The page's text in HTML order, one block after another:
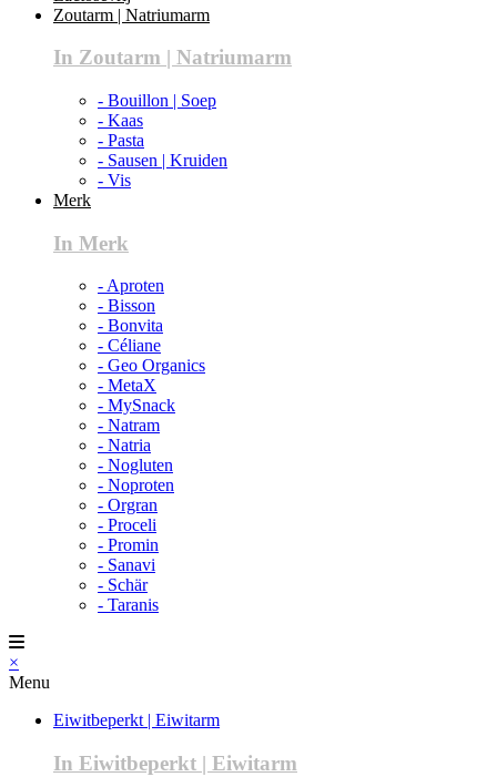
Zoutarm | Natriumarm
In Zoutarm | Natriumarm
- Bouillon | Soep
- Kaas
- Pasta
- Sausen | Kruiden
- Vis
Merk
In Merk
- Aproten
- Bisson
- Bonvita
- Céliane
- Geo Organics
- MetaX
- MySnack
- Natram
- Natria
- Nogluten
- Noproten
- Orgran
- Proceli
- Promin
- Sanavi
- Schär
- Taranis
×
Menu
Eiwitbeperkt | Eiwitarm
In Eiwitbeperkt | Eiwitarm